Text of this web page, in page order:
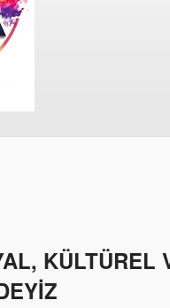
KÜLTÜREL